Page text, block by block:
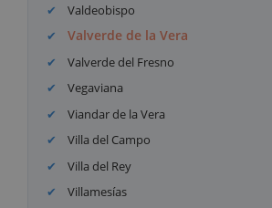
Valdeobispo
Valverde de la Vera
Valverde del Fresno
Vegaviana
Viandar de la Vera
Villa del Campo
Villa del Rey
Villamesías